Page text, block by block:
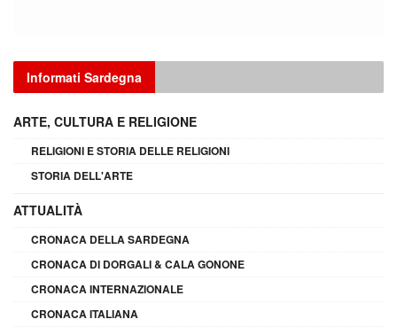
Informati Sardegna
ARTE, CULTURA E RELIGIONE
RELIGIONI E STORIA DELLE RELIGIONI
STORIA DELL'ARTE
ATTUALITÀ
CRONACA DELLA SARDEGNA
CRONACA DI DORGALI & CALA GONONE
CRONACA INTERNAZIONALE
CRONACA ITALIANA